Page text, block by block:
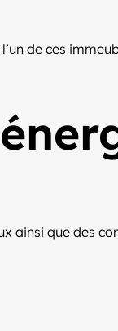
de ces
ainsi que des